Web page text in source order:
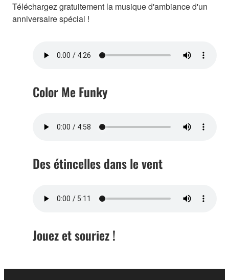
Téléchargez gratuitement la musique d'ambiance d'un
anniversaire spécial !
Color Me Funky
Des étincelles dans le vent
Jouez et souriez !